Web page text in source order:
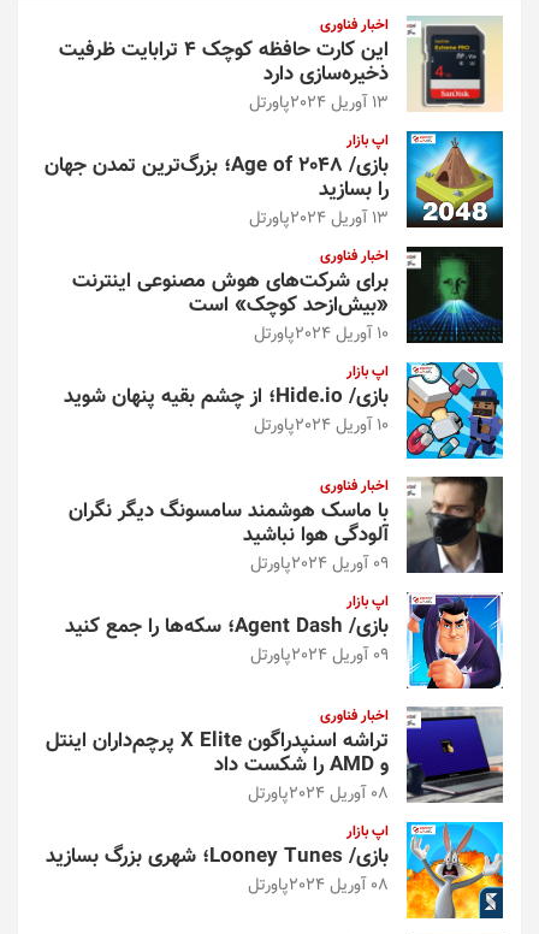
اخبار فناوری
این کارت حافظه کوچک ۴ ترابایت ظرفیت
ذخیره‌سازی دارد
13 آوریل 2024 پاورتل
اپ بازار
بازی/ Age of 2048؛ بزرگ‌ترین تمدن جهان
را بسازید
13 آوریل 2024 پاورتل
اخبار فناوری
برای شرکت‌های هوش مصنوعی اینترنت
«بیش‌از‌حد کوچک» است
10 آوریل 2024 پاورتل
اپ بازار
بازی/ Hide.io؛ از چشم بقیه پنهان شوید
10 آوریل 2024 پاورتل
اخبار فناوری
با ماسک هوشمند سامسونگ دیگر نگران
آلودگی هوا نباشید
09 آوریل 2024 پاورتل
اپ بازار
بازی/ Agent Dash؛ سکه‌ها را جمع کنید
09 آوریل 2024 پاورتل
اخبار فناوری
تراشه اسنپدراگون X Elite پرچم‌داران اینتل
و AMD را شکست داد
08 آوریل 2024 پاورتل
اپ بازار
بازی/ Looney Tunes؛ شهری بزرگ بسازید
08 آوریل 2024 پاورتل